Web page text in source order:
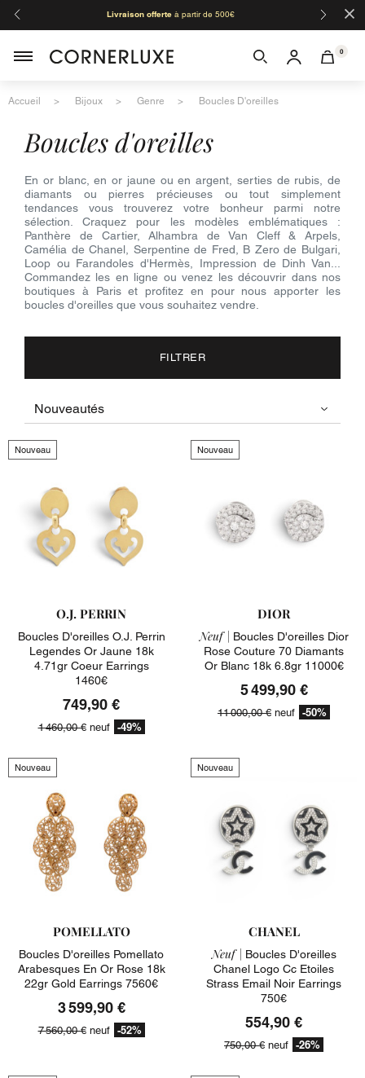
Livraison offerteà partir de 500€ ×
0
Accueil Bijoux Genre Boucles D'oreilles
boucles d'oreilles
En or blanc, en or jaune ou en argent, serties de rubis, de
diamants ou pierres précieuses ou tout simplement
tendances vous trouverez votre bonheur parmi notre
sélection. Craquez pour les modèles emblématiques :
Panthère de Cartier, Alhambra de Van Cleff & Arpels,
Camélia de Chanel, Serpentine de Fred, B Zero de Bulgari,
Loop ou Farandoles d'Hermès, Impression de Dinh Van...
Commandez les en ligne ou venez les découvrir dans nos
boutiques à Paris et profitez en pour nous apporter les
boucles d'oreilles que vous souhaitez vendre.
FILTRER
Nouveau
O.J. PERRIN
Boucles D'oreilles O.j. Perrin
Legendes Or Jaune 18k
4.71gr Coeur Earrings
1460€
749,90 €
1 460,00 €neuf -49%
Nouveau
DIOR
Neuf | Boucles D'oreilles Dior
Rose Couture 70 Diamants
Or Blanc 18k 6.8gr 11000€
5 499,90 €
11 000,00 € neuf -50%
Nouveau
POMELLATO
Boucles D'oreilles Pomellato
Arabesques En Or Rose 18k
22gr Gold Earrings 7560€
3 599,90 €
7 560,00 €neuf -52%
Nouveau
CHANEL
Neuf | Boucles D'oreilles
Chanel Logo Cc Etoiles
Strass Email Noir Earrings
750€
554,90 €
750,00 € neuf -26%